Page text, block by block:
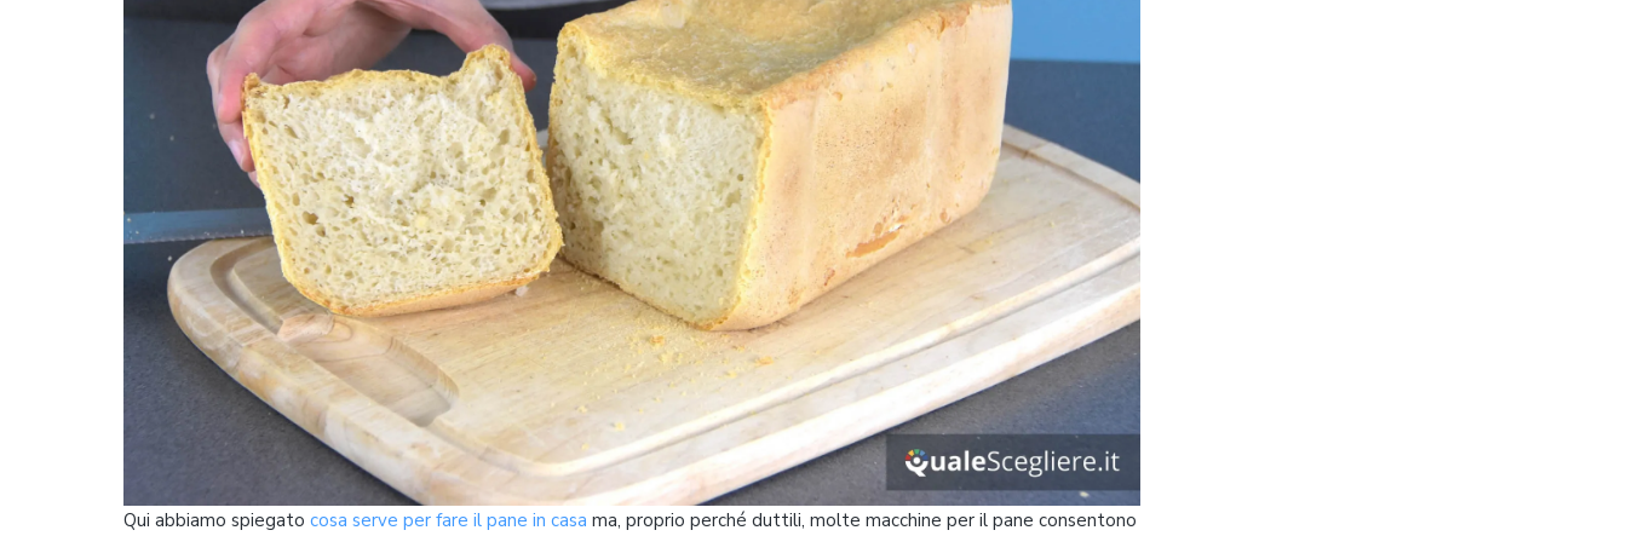
Qui abbiamo spiegato cosa serve per fare il pane in casa ma, proprio perché duttili, molte macchine per il pane consentono